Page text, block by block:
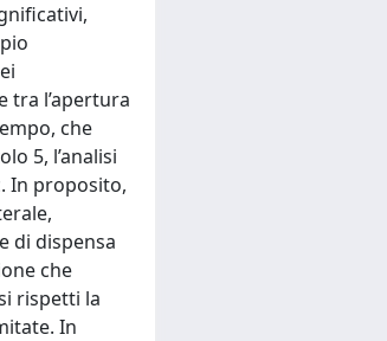
tra l’apertura
che
5, l’analisi
In proposito,
di dispensa
che
rispetti la
In